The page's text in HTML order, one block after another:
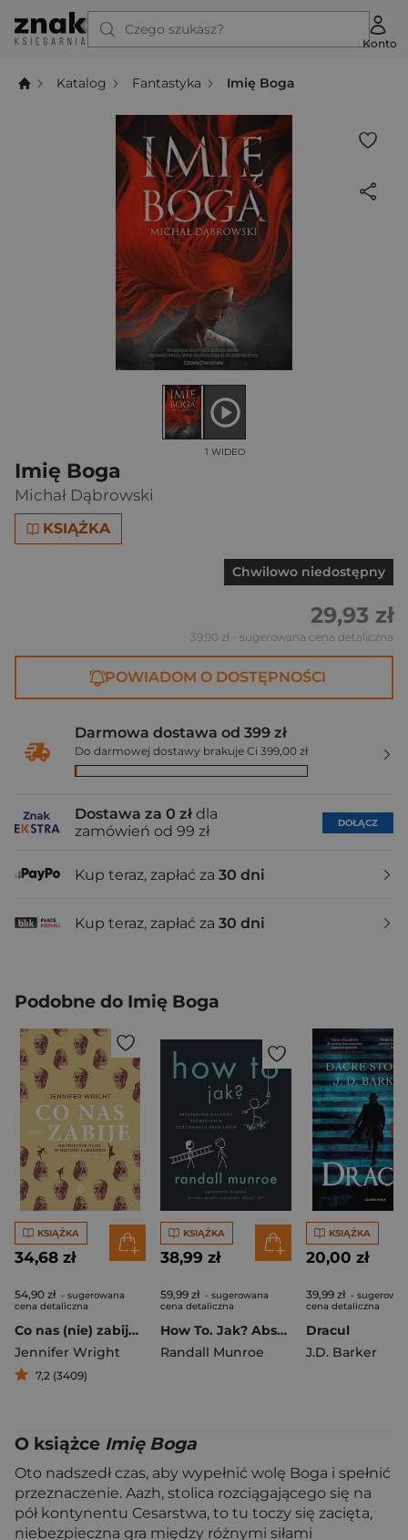
Czego szukasz?
Konto
Katalog Fantastyka Imię Boga
Imię Boga
Michał Dąbrowski
KSIĄŻKA
1 WIDEO
Chwilowo niedostępny
29,93 zł
39,90 zł - sugerowana cena detaliczna
POWIADOM O DOSTĘPNOŚCI
Darmowa dostawa od 399 zł
Do darmowej dostawy brakuje Ci 399,00 zł
Dostawa za 0 zł dla
zamówień od 99 zł
DOŁĄCZ
Kup teraz, zapłać za 30 dni
Kup teraz, zapłać za 30 dni
Podobne do Imię Boga
KSIĄŻKA
34,68 zł
54,90 zł - sugerowana
cena detaliczna
Co nas (nie) zabije. Największe plagi w historii ludzkości
Jennifer Wright
7,2 (3409)
KSIĄŻKA
38,99 zł
59,99 zł - sugerowana
cena detaliczna
How To. Jak? Absurdalnie naukowe rozwiązania codziennych problemów
Randall Munroe
KSIĄŻKA
20,00 zł
39,99 zł -
cena detaliczna
Dracul
J.D. Barker
O książce Imię Boga
Oto nadszedł czas, aby wypełnić wolę Boga i spełnić
przeznaczenie. Aazh, stolica rozciągającego się na
pół kontynentu Cesarstwa, to tu toczy się zacięta,
niebezpieczna gra między różnymi siłami